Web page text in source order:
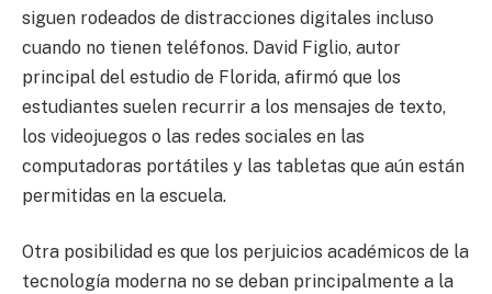
siguen rodeados de distracciones digitales incluso
cuando no tienen teléfonos. David Figlio, autor
principal del estudio de Florida, afirmó que los
estudiantes suelen recurrir a los mensajes de texto,
los videojuegos o las redes sociales en las
computadoras portátiles y las tabletas que aún están
permitidas en la escuela.
Otra posibilidad es que los perjuicios académicos de la
tecnología moderna no se deban principalmente a la